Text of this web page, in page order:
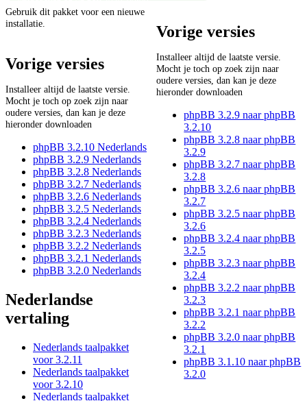
Gebruik dit pakket voor een nieuwe
installatie.
Vorige versies
Installeer altijd de laatste versie.
Mocht je toch op zoek zijn naar
oudere versies, dan kan je deze
hieronder downloaden
phpBB 3.2.10 Nederlands
phpBB 3.2.9 Nederlands
phpBB 3.2.8 Nederlands
phpBB 3.2.7 Nederlands
phpBB 3.2.6 Nederlands
phpBB 3.2.5 Nederlands
phpBB 3.2.4 Nederlands
phpBB 3.2.3 Nederlands
phpBB 3.2.2 Nederlands
phpBB 3.2.1 Nederlands
phpBB 3.2.0 Nederlands
Nederlandse
vertaling
Nederlands taalpakket
voor 3.2.11
Nederlands taalpakket
voor 3.2.10
Nederlands taalpakket
Vorige versies
Installeer altijd de laatste versie.
Mocht je toch op zoek zijn naar
oudere versies, dan kan je deze
hieronder downloaden
phpBB 3.2.9 naar phpBB
3.2.10
phpBB 3.2.8 naar phpBB
3.2.9
phpBB 3.2.7 naar phpBB
3.2.8
phpBB 3.2.6 naar phpBB
3.2.7
phpBB 3.2.5 naar phpBB
3.2.6
phpBB 3.2.4 naar phpBB
3.2.5
phpBB 3.2.3 naar phpBB
3.2.4
phpBB 3.2.2 naar phpBB
3.2.3
phpBB 3.2.1 naar phpBB
3.2.2
phpBB 3.2.0 naar phpBB
3.2.1
phpBB 3.1.10 naar phpBB
3.2.0